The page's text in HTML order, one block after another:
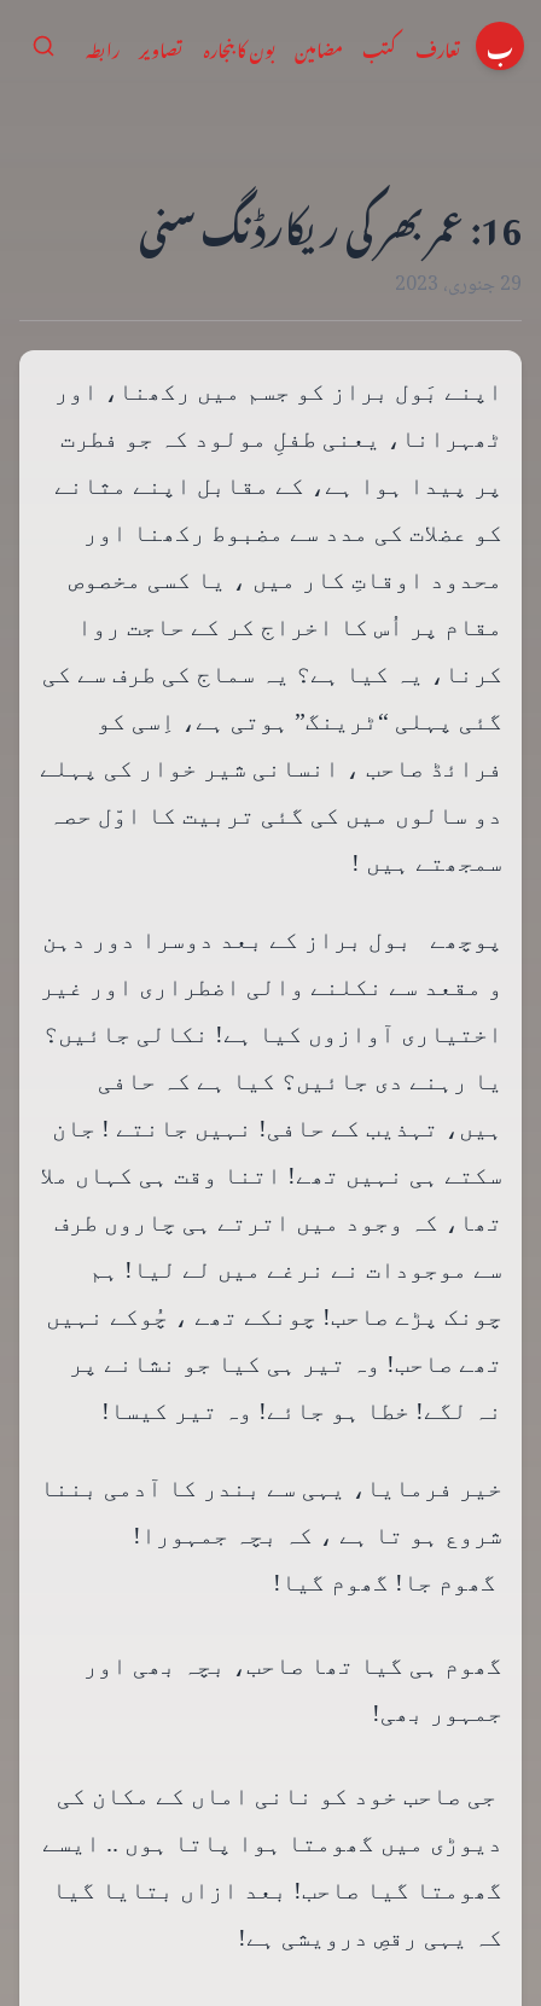
ب رابطہ تصاویر بون کا بنجارہ مضامین کتب تعارف
16: عمر بھر کی ریکارڈنگ سنی
29 جنوری، 2023
اپنے بَول براز کو جسم میں رکھنا، اور
ٹھہرانا، یعنی طفلِ مولود کہ جو فطرت
پر پیدا ہوا ہے، کے مقابل اپنے مثانے
کو عضلات کی مدد سے مضبوط رکھنا اور
محدود اوقاتِ کار میں ، یا کسی مخصوص
مقام پر اُس کا اخراج کر کے حاجت روا
کرنا، یہ کیا ہے؟ یہ سماج کی طرف سے کی
گئی پہلی “ٹرینگ” ہوتی ہے، اِسی کو
فرائڈ صاحب ، انسانی شیر خوار کی پہلے
دو سالوں میں کی گئی تربیت کا اوّل حصہ
سمجھتے ہیں !
پوچھے بول براز کے بعد دوسرا دور دہن
و مقعد سے نکلنے والی اضطراری اور غیر
اختیاری آوازوں کیا ہے! نکالی جائیں؟
یا رہنے دی جائیں؟ کیا ہے کہ حافی
ہیں، تہذیب کے حافی! نہیں جانتے ! جان
سکتے ہی نہیں تھے! اتنا وقت ہی کہاں ملا
تھا، کہ وجود میں اترتے ہی چاروں طرف
سے موجودات نے نرغے میں لے لیا! ہم
چونک پڑے صاحب! چونکے تھے ، چُوکے نہیں
تھے صاحب! وہ تیر ہی کیا جو نشانے پر
نہ لگے! خطا ہو جائے! وہ تیر کیسا!
خیر فرمایا، یہی سے بندر کا آدمی بننا
شروع ہو تا ہے ، کہ بچہ جمہورا!
گھوم جا! گھوم گیا!
گھوم ہی گیا تھا صاحب، بچہ بھی اور
جمہور بھی!
جی صاحب خود کو نانی اماں کے مکان کی
دیوڑی میں گھومتا ہوا پاتا ہوں .. ایسے
گھومتا گیا صاحب! بعد ازاں بتایا گیا
کہ یہی رقصِ درویشی ہے!